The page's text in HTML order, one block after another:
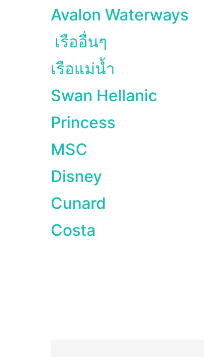
Avalon Waterways
เรืออื่นๆ
เรือแม่น้ำ
Swan Hellanic
Princess
MSC
Disney
Cunard
Costa